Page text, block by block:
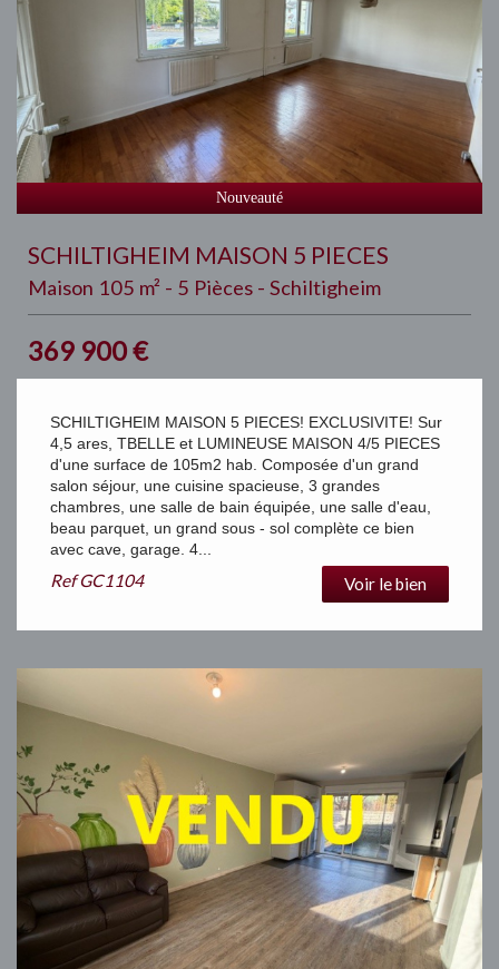
Nouveauté
SCHILTIGHEIM MAISON 5 PIECES
Maison 105 m² - 5 Pièces - Schiltigheim
369 900€
SCHILTIGHEIM MAISON 5 PIECES! EXCLUSIVITE! Sur
4,5 ares, TBELLE et LUMINEUSE MAISON 4/5 PIECES
d'une surface de 105m2 hab. Composée d'un grand
salon séjour, une cuisine spacieuse, 3 grandes
chambres, une salle de bain équipée, une salle d'eau,
beau parquet, un grand sous - sol complète ce bien
avec cave, garage. 4...
RefGC1104 Voir le bien